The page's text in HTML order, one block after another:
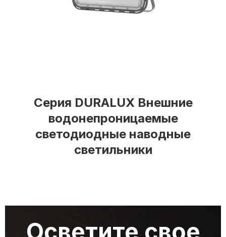
Серия DURALUX Внешние
водонепроницаемые
светодиодные наводные
светильники